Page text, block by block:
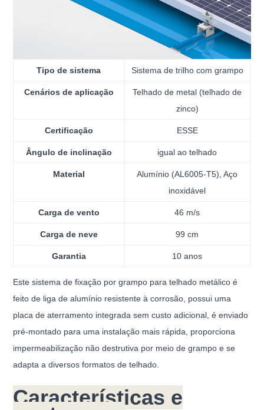
Tipo de sistema Sistema de trilho com grampo
Cenários de aplicação
Telhado de metal (telhado de
zinco)
Certificação ESSE
Ângulo de inclinação igual ao telhado
Material
Alumínio (AL6005-T5), Aço
inoxidável
Carga de vento 46 m/s
Carga de neve 99 cm
Garantia 10 anos
Este sistema de fixação por grampo para telhado metálico é
feito de liga de alumínio resistente à corrosão, possui uma
placa de aterramento integrada sem custo adicional, é enviado
pré-montado para uma instalação mais rápida, proporciona
impermeabilização não destrutiva por meio de grampo e se
adapta a diversos formatos de telhado.
Características e